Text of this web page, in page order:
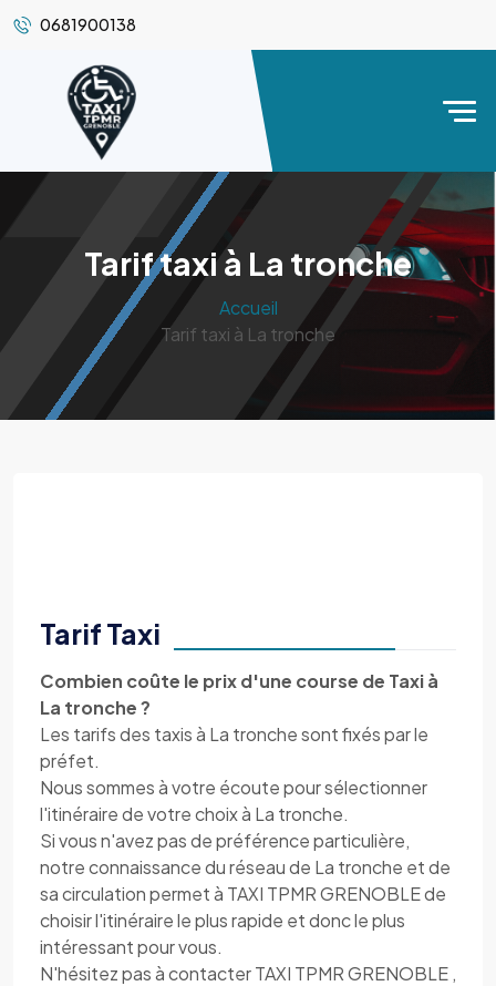
0681900138
Tarif taxi à La tronche
Accueil
Tarif taxi à La tronche
Tarif Taxi
Combien coûte le prix d'une course de Taxi à
La tronche ?
Les tarifs des taxis à La tronche sont fixés par le
préfet.
Nous sommes à votre écoute pour sélectionner
l'itinéraire de votre choix à La tronche.
Si vous n'avez pas de préférence particulière,
notre connaissance du réseau de La tronche et de
sa circulation permet à TAXI TPMR GRENOBLE de
choisir l'itinéraire le plus rapide et donc le plus
intéressant pour vous.
N'hésitez pas à contacter TAXI TPMR GRENOBLE ,